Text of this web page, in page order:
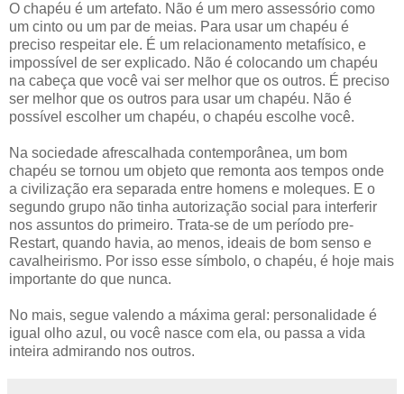
O chapéu é um artefato. Não é um mero assessório como
um cinto ou um par de meias. Para usar um chapéu é
preciso respeitar ele. É um relacionamento metafísico, e
impossível de ser explicado. Não é colocando um chapéu
na cabeça que você vai ser melhor que os outros. É preciso
ser melhor que os outros para usar um chapéu. Não é
possível escolher um chapéu, o chapéu escolhe você.
Na sociedade afrescalhada contemporânea, um bom
chapéu se tornou um objeto que remonta aos tempos onde
a civilização era separada entre homens e moleques. E o
segundo grupo não tinha autorização social para interferir
nos assuntos do primeiro. Trata-se de um período pre-
Restart, quando havia, ao menos, ideais de bom senso e
cavalheirismo. Por isso esse símbolo, o chapéu, é hoje mais
importante do que nunca.
No mais, segue valendo a máxima geral: personalidade é
igual olho azul, ou você nasce com ela, ou passa a vida
inteira admirando nos outros.